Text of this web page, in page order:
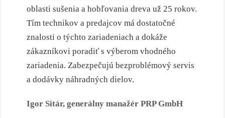
oblasti sušenia a hobľovania dreva už 25 rokov.
Tím technikov a predajcov má dostatočné
znalosti o týchto zariadeniach a dokáže
zákazníkovi poradiť s výberom vhodného
zariadenia. Zabezpečujú bezproblémový servis
a dodávky náhradných dielov.
Igor Sitár, generálny manažér PRP GmbH